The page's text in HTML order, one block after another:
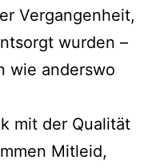
Vergangenheit,
wurden –
wie anderswo
mit der Qualität
Mitleid,